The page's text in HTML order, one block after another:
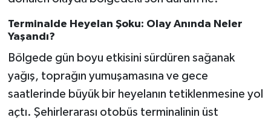
Terminalde Heyelan Şoku: Olay Anında Neler
Yaşandı?
Bölgede gün boyu etkisini sürdüren sağanak
yağış, toprağın yumuşamasına ve gece
saatlerinde büyük bir heyelanın tetiklenmesine yol
açtı. Şehirlerarası otobüs terminalinin üst